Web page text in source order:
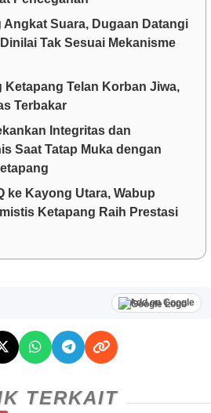
Angkat Suara, Dugaan Datangi
Tak Sesuai Mekanisme
Ketapang Telan Korban Jiwa,
Terbakar
Integritas dan
Saat Tatap Muka dengan
ke Kayong Utara, Wabup
Ketapang Raih Prestasi
Add on Google
TERKAIT